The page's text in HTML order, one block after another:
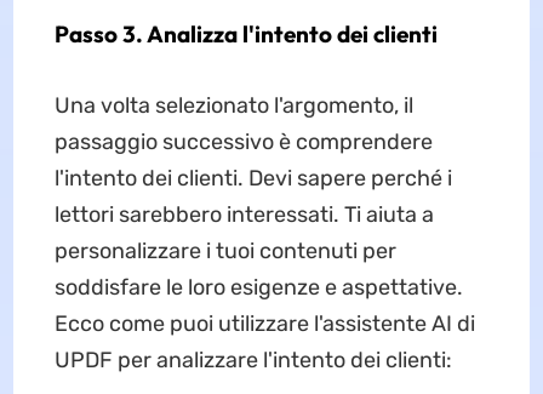
Passo 3. Analizza l'intento dei clienti
Una volta selezionato l'argomento, il
passaggio successivo è comprendere
l'intento dei clienti. Devi sapere perché i
lettori sarebbero interessati. Ti aiuta a
personalizzare i tuoi contenuti per
soddisfare le loro esigenze e aspettative.
Ecco come puoi utilizzare l'assistente AI di
UPDF per analizzare l'intento dei clienti: